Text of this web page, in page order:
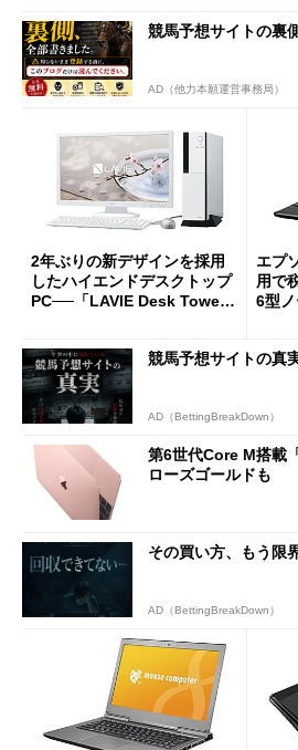
競馬予想サイトの裏
AD（他力本願運営事務局）
2年ぶりの新デザインを採用
したハイエンドデスクトップ
PC──「LAVIE Desk Towe
エプ
用で
6型
競馬予想サイトの真
AD（BettingBreakDown）
第6世代Core M搭載
ローズゴールドも
その買い方、もう限
AD（BettingBreakDown）